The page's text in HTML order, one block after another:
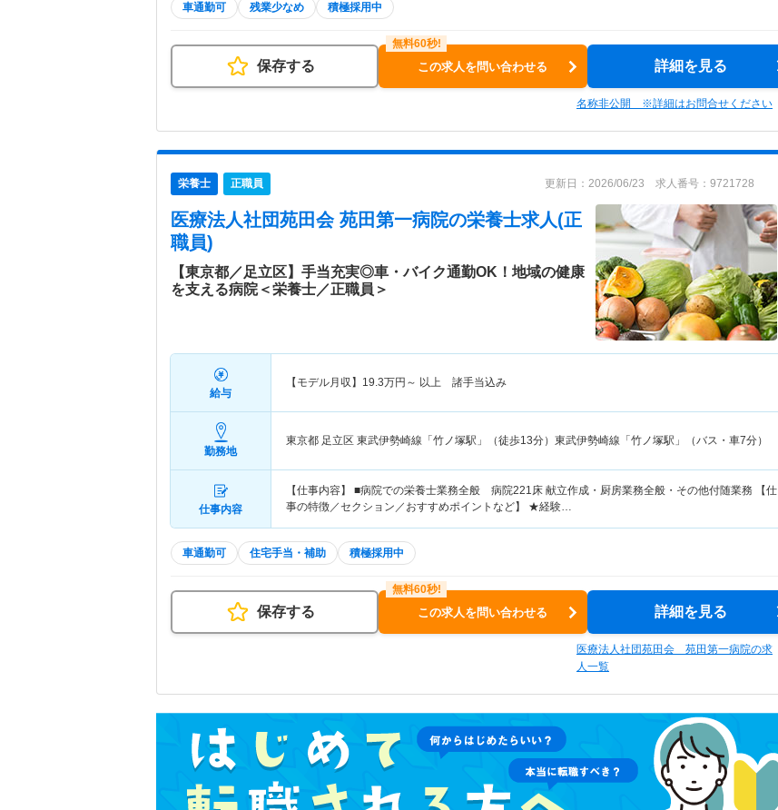
車通勤可 残業少なめ 積極採用中
保存する この求人を問い合わせる 詳細を見る
名称非公開 ※詳細はお問合せください
栄養士 正職員 更新日：2026/06/23 求人番号：9721728
医療法人社団苑田会 苑田第一病院の栄養士求人(正
職員)
【東京都／足立区】手当充実◎車・バイク通勤OK！地域の健康
を支える病院＜栄養士／正職員＞
給与
【モデル月収】 19.3万円～ 以上 諸手当込み
勤務地
東京都 足立区 東武伊勢崎線「竹ノ塚駅」（徒歩13分）東武伊勢崎線「竹ノ塚駅」（バス・車7分）
仕事内容
【仕事内容】 ■病院での栄養士業務全般 病院221床 献立作成・厨房業務全般・その他付随業務 【仕
事の特徴／セクション／おすすめポイントなど】 ★経験…
車通勤可 住宅手当・補助 積極採用中
保存する この求人を問い合わせる 詳細を見る
医療法人社団苑田会 苑田第一病院の求
人一覧